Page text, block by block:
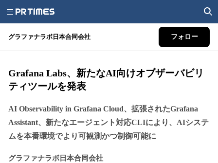
グラファナラボ日本合同会社 フォロー
Grafana Labs、新たなAI向けオブザーバビリ
ティツールを発表
AI Observability in Grafana Cloud、拡張されたGrafana
Assistant、新たなエージェント対応CLIにより、AIシステ
ムを本番環境でより可観測かつ制御可能に
グラファナラボ日本合同会社